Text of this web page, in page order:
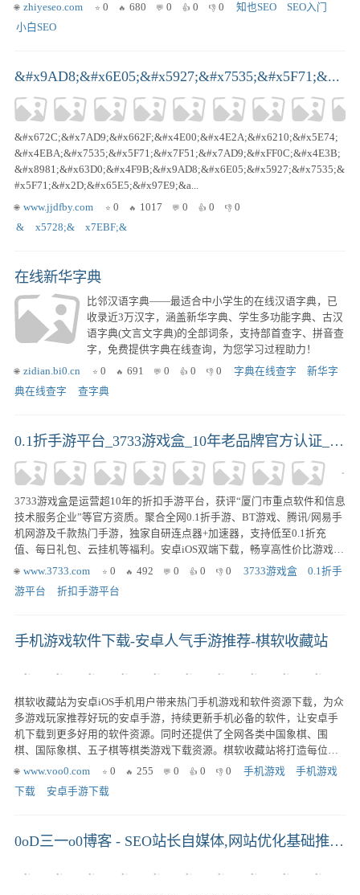
zhiyeseo.com
0 680 0 0 0 知也SEO
SEO入门
小白SEO
&#x9AD8;&#x6E05;&#x5927;&#x7535;&#x5F71;&...
&#x672C;&#x7AD9;&#x662F;&#x4E00;&#x4E2A;&#x6210;&#x5E74;
&#x4EBA;&#x7535;&#x5F71;&#x7F51;&#x7AD9;&#xFF0C;&#x4E3B;
&#x8981;&#x63D0;&#x4F9B;&#x9AD8;&#x6E05;&#x5927;&#x7535;&
#x5F71;&#x2D;&#x65E5;&#x97E9;&a...
www.jjdfby.com
0 1017 0 0
0
&
x5728;& x7EBF;&
在线新华字典
比邻汉语字典——最适合中小学生的在线汉语字典，已
收录近3万汉字，涵盖新华字典、学生多功能字典、古汉
语字典(文言文字典)的全部词条，支持部首查字、拼音查
字，免费提供字典在线查询，为您学习过程助力！
zidian.bi0.cn
0 691 0 0 0 字典在线查字
新华字
典在线查字
查字典
0.1折手游平台_3733游戏盒_10年老品牌官方认证_手游折扣下载门户_2026热门推荐
3733游戏盒是运营超10年的折扣手游平台，获评“厦门市重点软件和信息
技术服务企业”等官方资质。聚合全网0.1折手游、BT游戏、腾讯/网易手
机网游及千款热门手游，独家自研连点器+加速器，支持低至0.1折充
值、每日礼包、云挂机等福利。安卓iOS双端下载，畅享高性价比游戏体
验。www.3733.com 0 492 0 0 0 3733游戏盒
0.1折手
游平台
折扣手游平台
手机游戏软件下载-安卓人气手游推荐-棋软收藏站
棋软收藏站为安卓iOS手机用户带来热门手机游戏和软件资源下载，为众
多游戏玩家推荐好玩的安卓手游，持续更新手机必备的软件，让安卓手
机下载到更多好用的软件资源。同时还提供了全网各类中国象棋、围
棋、国际象棋、五子棋等棋类游戏下载资源。棋软收藏站将打造每位用
户玩家心中可靠的手机应用商店。
www.voo0.com 0 255 0 0 0 手机游戏
手机游戏
下载
安卓手游下载
0oD三一o0博客 - SEO站长自媒体,网站优化基础推广知识分享